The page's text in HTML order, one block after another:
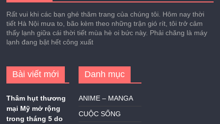
Rất vui khi các bạn ghé thăm trang của chúng tôi. Hôm nay thời
tiết Hà Nội mưa to, bão kèm theo những trận gió rít, tôi trở cảm
thấy lạnh giữa cái thời tiết mùa hè oi bức này. Phải chăng là máy
lạnh đang bật hết công xuất
Bài viết mới
Thâm hụt thương
mại Mỹ mở rộng
trong tháng 5 do
Danh mục
ANIME – MANGA
CUỘC SỐNG